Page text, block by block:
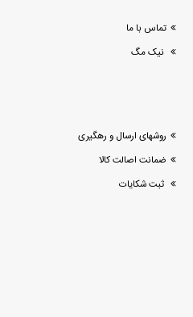
تماس با ما
نیک مگ
روشهای ارسال و رهگیری
ضمانت اصالت کالا
ثبت شکایات